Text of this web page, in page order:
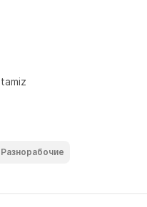
Разнорабочие